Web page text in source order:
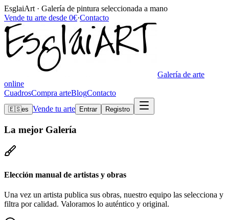
EsglaiArt · Galería de pintura seleccionada a mano
Vende tu arte desde 0€·Contacto
Galería de arte
online
CuadrosCompra arteBlogContacto
🇪🇸es Vende tu arte Entrar Registro
La mejor Galería
Elección manual de artistas y obras
Una vez un artista publica sus obras, nuestro equipo las selecciona y
filtra por calidad. Valoramos lo auténtico y original.